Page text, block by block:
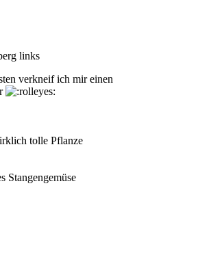
links
verkneif ich mir einen
tolle Pflanze
Stangengemüse